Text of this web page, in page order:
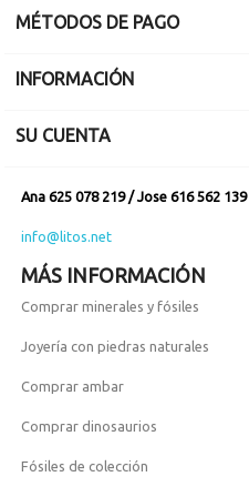
MÉTODOS DE PAGO
INFORMACIÓN
SU CUENTA
Ana 625 078 219 / Jose 616 562 139
info@litos.net
MÁS INFORMACIÓN
Comprar minerales y fósiles
Joyería con piedras naturales
Comprar ambar
Comprar dinosaurios
Fósiles de colección